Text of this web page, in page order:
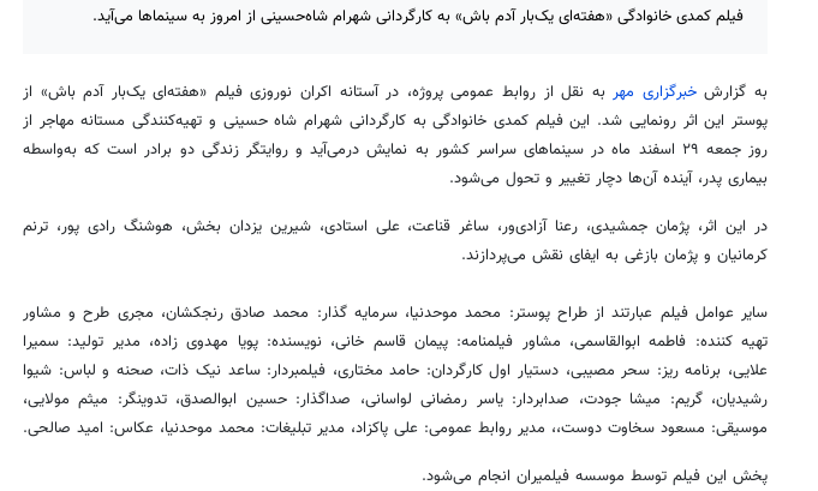
فیلم کمدی خانوادگی «هفته‌ای یک‌بار آدم باش» به کارگردانی شهرام شاه‌حسینی از امروز به سینماها می‌آید.
به گزارشخبرگزاری مهربه نقل از روابط عمومی پروژه، در آستانه اکران نوروزی فیلم «هفته‌ای یک‌بار آدم باش» از
پوستر این اثر رونمایی شد. این فیلم کمدی خانوادگی به کارگردانی شهرام شاه حسینی و تهیه‌کنندگی مستانه مهاجر از
روز جمعه ۲۹ اسفند ماه در سینماهای سراسر کشور به نمایش درمی‌آید و روایتگر زندگی دو برادر است که به‌واسطه
بیماری پدر، آینده آن‌ها دچار تغییر و تحول می‌شود.
در این اثر، پژمان جمشیدی، رعناآزادی‌ور، ساغر قناعت، علی استادی، شیرین یزدان بخش، هوشنگرادی پور، ترنم
کرمانیان و پژمان بازغی به ایفای نقش می‌پردازند.
سایر عوامل فیلم عبارتند از طراح پوستر: محمد موحدنیا، سرمایه گذار: محمد صادقرنجکشان، مجری طرح و مشاور
تهیه کننده: فاطمه ابوالقاسمی، مشاور فیلمنامه: پیمان قاسم خانی، نویسنده: پویا مهدوی زاده، مدیر تولید: سمیرا
علایی، برنامه ریز: سحر مصیبی، دستیار اول کارگردان: حامد مختاری، فیلمبردار: ساعد نیک ذات، صحنه و لباس: شیوا
رشیدیان، گریم: میشا جودت، صدابردار: یاسر رمضانی لواسانی، صداگذار: حسین ابوالصدق، تدوینگر: میثم مولایی،
موسیقی: مسعود سخاوت دوست،، مدیر روابط عمومی: علی پاکزاد، مدیر تبلیغات: محمد موحدنیا، عکاس: امید صالحی.
پخش این فیلم توسط موسسه فیلمیران انجام می‌شود.